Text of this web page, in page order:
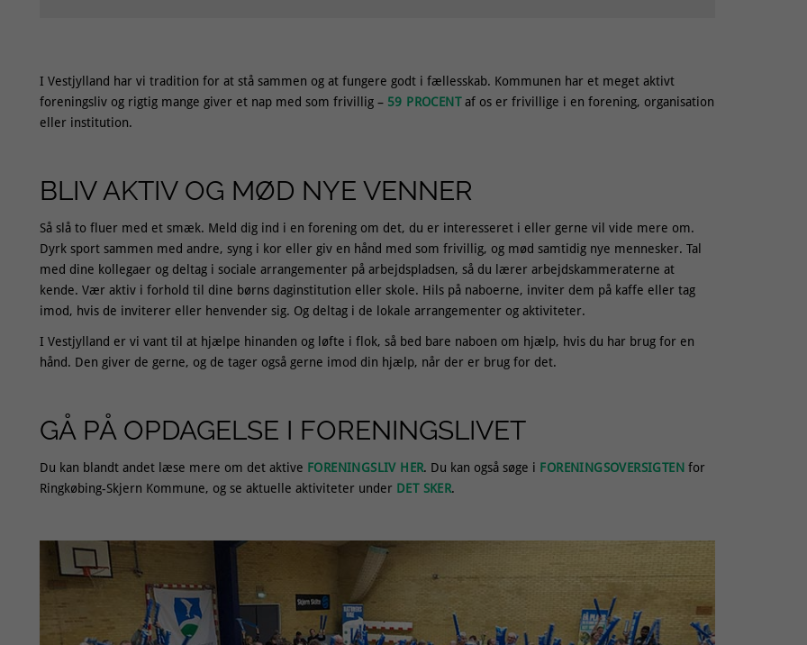
I Vestjylland har vi tradition for at stå sammen og at fungere godt i fællesskab. Kommunen har et meget aktivt
foreningsliv og rigtig mange giver et nap med som frivillig – 59 PROCENTaf os er frivillige i en forening, organisation
eller institution.
BLIV AKTIV OG MØD NYE VENNER
Så slå to fluer med et smæk. Meld dig ind i en forening om det, du er interesseret i eller gerne vil vide mere om.
Dyrk sport sammen med andre, syng i kor eller giv en hånd med som frivillig, og mød samtidig nye mennesker. Tal
med dine kollegaer og deltag i sociale arrangementer på arbejdspladsen, så du lærer arbejdskammeraterne at
kende. Vær aktiv i forhold til dine børns daginstitution eller skole. Hils på naboerne, inviter dem på kaffe eller tag
imod, hvis de inviterer eller henvender sig. Og deltag i de lokale arrangementer og aktiviteter.
I Vestjylland er vi vant til at hjælpe hinanden og løfte i flok, så bed bare naboen om hjælp, hvis du har brug for en
hånd. Den giver de gerne, og de tager også gerne imod din hjælp, når der er brug for det.
GÅ PÅ OPDAGELSE I FORENINGSLIVET
Du kan blandt andet læse mere om det aktive FORENINGSLIV HER. Du kan også søge i FORENINGSOVERSIGTEN for
Ringkøbing-Skjern Kommune, og se aktuelle aktiviteter under DET SKER.